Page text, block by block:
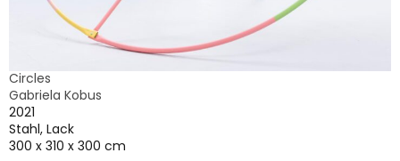
Circles
Gabriela Kobus
2021
Stahl, Lack
300 x 310 x 300 cm